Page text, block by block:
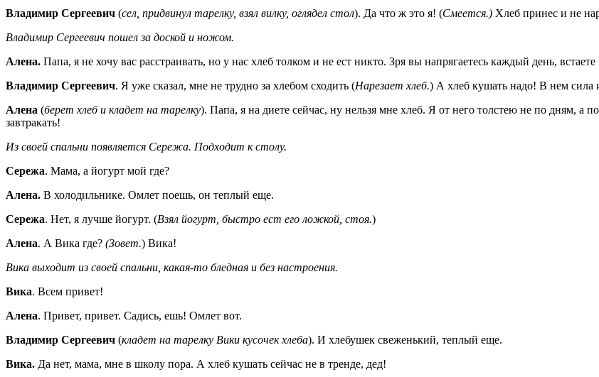
Владимир Сергеевич (сел, придвинул тарелку, взял вилку, оглядел стол). Да что ж это я! (Смеется.) Хлеб принес и не
Владимир Сергеевич пошел за доской и ножом.
Алена. Папа, я не хочу вас расстраивать, но у нас хлеб толком и не ест никто. Зря вы напрягаетесь каждый день, встаете
Владимир Сергеевич. Я уже сказал, мне не трудно за хлебом сходить (Нарезает хлеб.) А хлеб кушать надо! В нем сила
Алена (берет хлеб и кладет на тарелку). Папа, я на диете сейчас, ну нельзя мне хлеб. Я от него толстею не по дням, а
завтракать!
Из своей спальни появляется Сережа. Подходит к столу.
Сережа. Мама, а йогурт мой где?
Алена. В холодильнике. Омлет поешь, он теплый еще.
Сережа. Нет, я лучше йогурт. (Взял йогурт, быстро ест его ложкой, стоя.)
Алена. А Вика где? (Зовет.) Вика!
Вика выходит из своей спальни, какая-то бледная и без настроения.
Вика. Всем привет!
Алена. Привет, привет. Садись, ешь! Омлет вот.
Владимир Сергеевич (кладет на тарелку Вики кусочек хлеба). И хлебушек свеженький, теплый еще.
Вика. Да нет, мама, мне в школу пора. А хлеб кушать сейчас не в тренде, дед!